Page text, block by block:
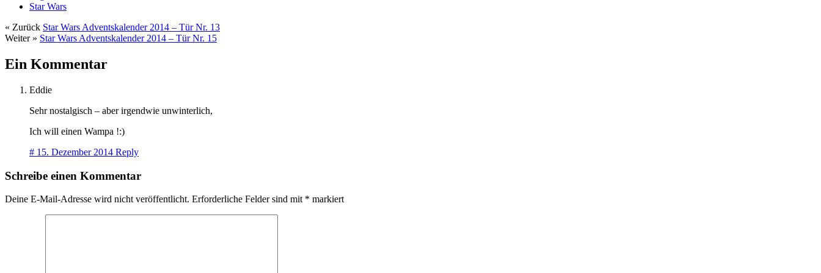
Star Wars
« Zurück Star Wars Adventskalender 2014 – Tür Nr. 13
Weiter » Star Wars Adventskalender 2014 – Tür Nr. 15
Ein Kommentar
Eddie
Sehr nostalgisch – aber irgendwie unwinterlich,
Ich will einen Wampa !:)
# 15. Dezember 2014 Reply
Schreibe einen Kommentar
Deine E-Mail-Adresse wird nicht veröffentlicht. Erforderliche Felder sind mit * markiert